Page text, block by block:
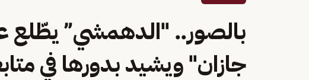
بالصور.. "الدهمشي”
جازان" ويشيد بدورها في